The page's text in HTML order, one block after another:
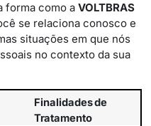
forma como a VOLTBRAS
se relaciona conosco e
situações em que nós
no contexto da sua
Finalidadesde
Tratamento